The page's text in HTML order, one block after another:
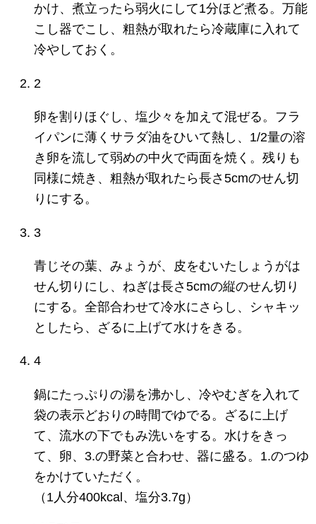
かけ、煮立ったら弱火にして1分ほど煮る。万能
こし器でこし、粗熱が取れたら冷蔵庫に入れて
冷やしておく。
2
卵を割りほぐし、塩少々を加えて混ぜる。フラ
イパンに薄くサラダ油をひいて熱し、1/2量の溶
き卵を流して弱めの中火で両面を焼く。残りも
同様に焼き、粗熱が取れたら長さ5cmのせん切
りにする。
3
青じその葉、みょうが、皮をむいたしょうがは
せん切りにし、ねぎは長さ5cmの縦のせん切り
にする。全部合わせて冷水にさらし、シャキッ
としたら、ざるに上げて水けをきる。
4
鍋にたっぷりの湯を沸かし、冷やむぎを入れて
袋の表示どおりの時間でゆでる。ざるに上げ
て、流水の下でもみ洗いをする。水けをきっ
て、卵、3.の野菜と合わせ、器に盛る。1.のつゆ
をかけていただく。
（1人分400kcal、塩分3.7g）